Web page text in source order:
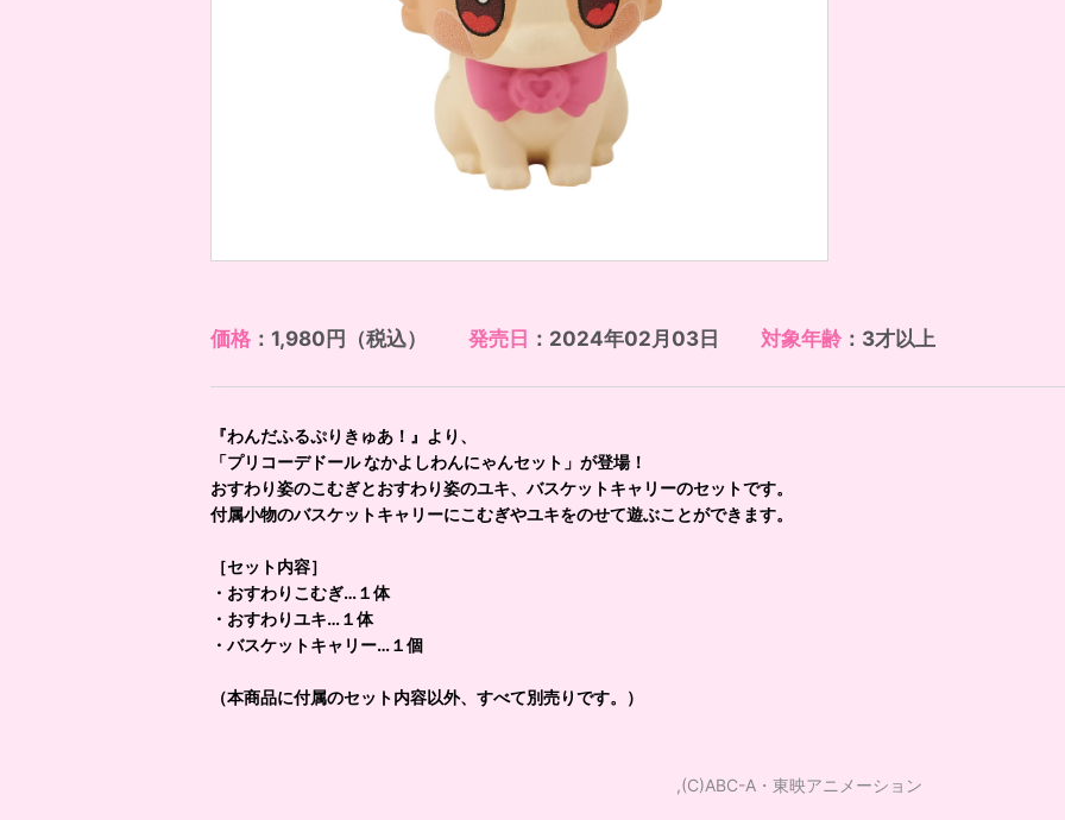
価格 ：1,980円（税込） 発売日 ：2024年02月03日 対象年齢 ：3才以上
『わんだふるぷりきゅあ！』より、
「プリコーデドール なかよしわんにゃんセット」が登場！
おすわり姿のこむぎとおすわり姿のユキ、バスケットキャリーのセットです。
付属小物のバスケットキャリーにこむぎやユキをのせて遊ぶことができます。
［セット内容］
・おすわりこむぎ…１体
・おすわりユキ…１体
・バスケットキャリー…１個
（本商品に付属のセット内容以外、すべて別売りです。）
,(C)ABC-A・東映アニメーション